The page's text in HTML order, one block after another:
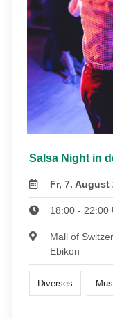
Salsa Night in
Fr, 7. August
18:00 - 22:00
Mall of
Ebikon
Diverses